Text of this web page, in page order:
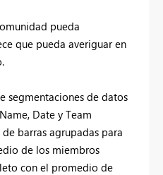
pueda
que pueda averiguar en
segmentaciones de datos
Date y Team
barras agrupadas para
de los miembros
con el promedio de